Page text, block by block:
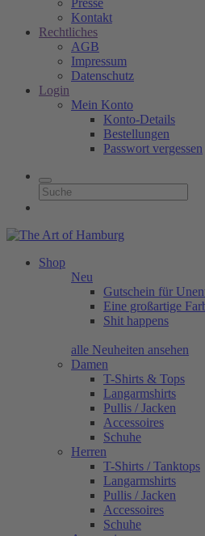
Presse
Kontakt
Rechtliches
AGB
Impressum
Datenschutz
Login
Mein Konto
Konto-Details
Bestellungen
Passwort vergessen
Shop
Neu
Gutschein für
Eine großartige
Shit happens
alle Neuheiten ansehen
Damen
T-Shirts & Tops
Langarmshirts
Pullis / Jacken
Accessoires
Schuhe
Herren
T-Shirts / Tanktops
Langarmshirts
Pullis / Jacken
Accessoires
Schuhe